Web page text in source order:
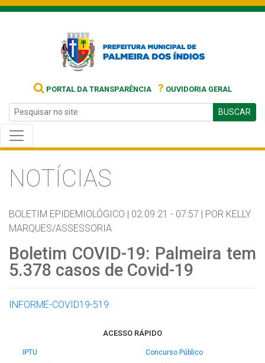
PORTAL DA TRANSPARÊNCIA ? OUVIDORIA GERAL
BUSCAR
NOTÍCIAS
BOLETIM EPIDEMIOLÓGICO | 02.09.21 - 07:57 | POR KELLY
MARQUES/ASSESSORIA
Boletim COVID-19: Palmeira tem
5.378 casos de Covid-19
INFORME-COVID19-519
ACESSO RÁPIDO
IPTU
Concurso Público